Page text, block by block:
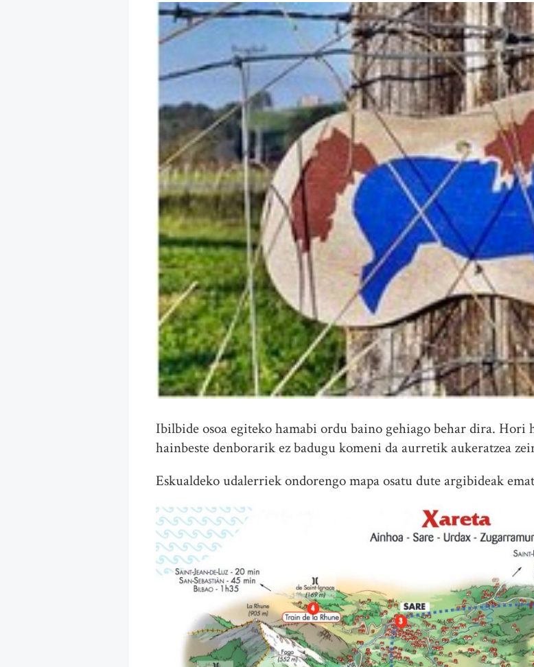
Ibilbide osoa egiteko hamabi ordu baino gehiago behar dira. Hori
hainbeste denborarik ez badugu komeni da aurretik aukeratzea
Eskualdeko udalerriek ondorengo mapa osatu dute argibideak